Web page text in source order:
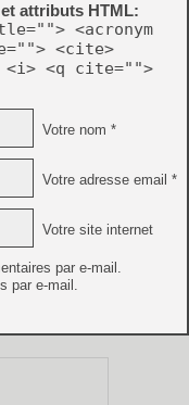
attributs HTML:
<acronym
<cite>
<i> <q cite="">
Votre nom *
Votre adresse email *
Votre site internet
par e-mail.
par e-mail.